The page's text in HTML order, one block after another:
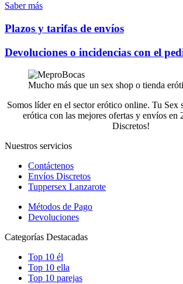
Saber más
Plazos y tarifas de envíos
Devoluciones o incidencias con el
Mucho más que un sex shop o tienda
Somos líder en el sector erótico online. Tu Sex
erótica con las mejores ofertas y envíos en
Discretos!
Nuestros servicios
Contáctenos
Envíos Discretos
Tuppersex Lanzarote
Métodos de Pago
Devoluciones
Categorías Destacadas
Top 10 él
Top 10 ella
Top 10 parejas